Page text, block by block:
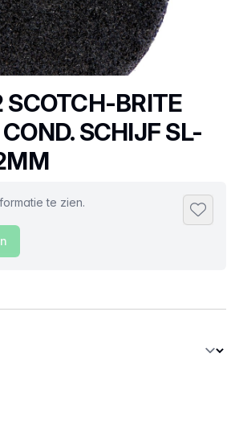
BRITE
SCHIJF SL-
te zien.